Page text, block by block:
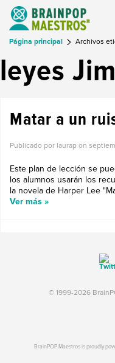
Página principal Archivos
leyes
Matar a un
Publicado por laurap on
Este plan de lección se
los alumnos usarán los
la novela de Harper Lee
Ver más »
© 1999-2026
BrainPOP Maestros is proudly